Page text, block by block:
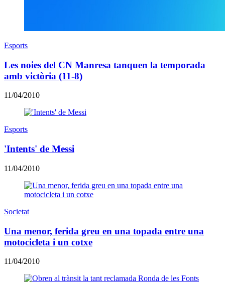
Esports
Les noies del CN Manresa tanquen la temporada
amb victòria (11-8)
11/04/2010
Esports
'Intents' de Messi
11/04/2010
Societat
Una menor, ferida greu en una topada entre una
motocicleta i un cotxe
11/04/2010